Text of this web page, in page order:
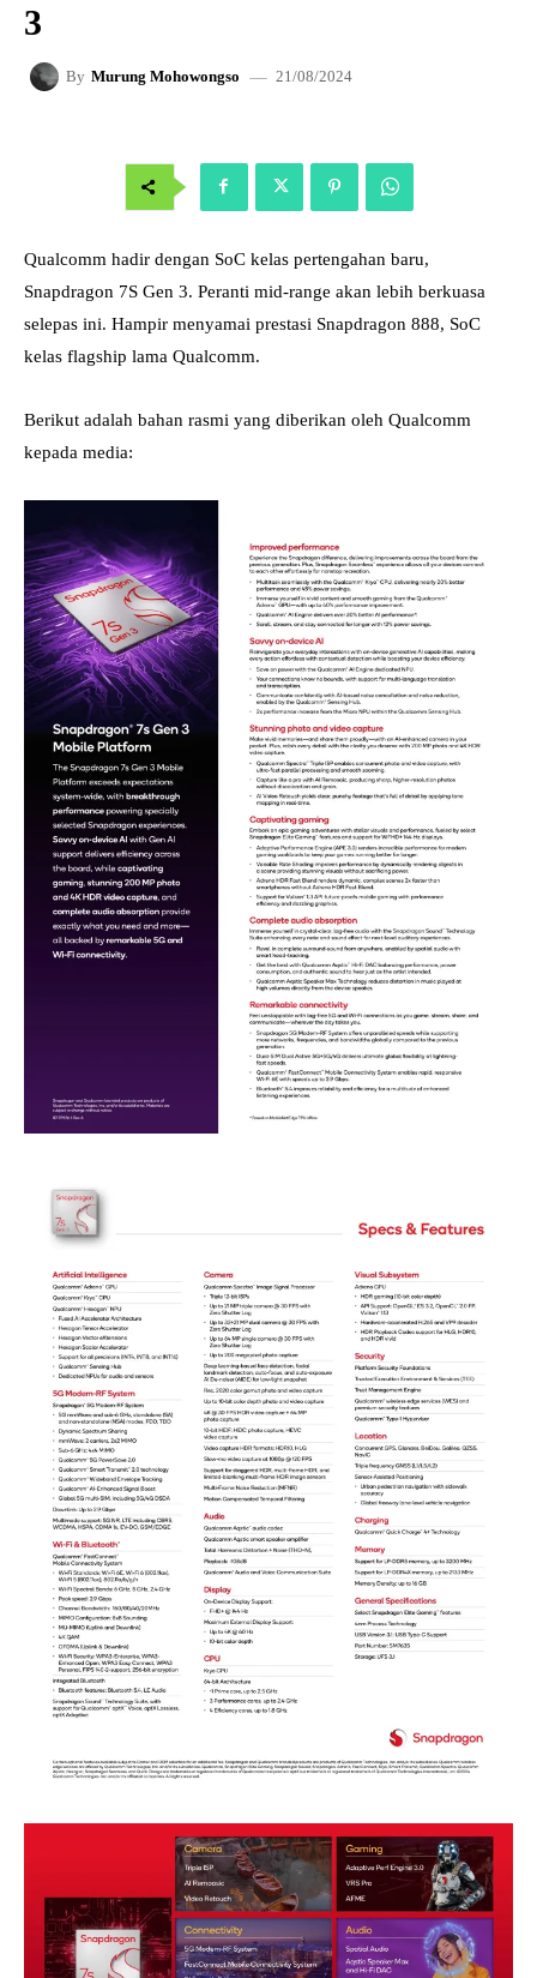
3
By Murung Mohowongso 21/08/2024
Qualcomm hadir dengan SoC kelas pertengahan baru,
Snapdragon 7S Gen 3. Peranti mid-range akan lebih berkuasa
selepas ini. Hampir menyamai prestasi Snapdragon 888, SoC
kelas flagship lama Qualcomm.
Berikut adalah bahan rasmi yang diberikan oleh Qualcomm
kepada media: